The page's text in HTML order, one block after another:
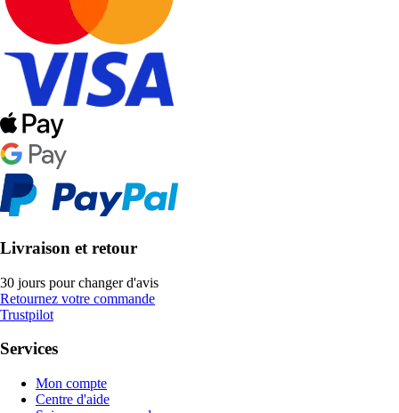
Livraison et retour
30 jours pour changer d'avis
Retournez votre commande
Trustpilot
Services
Mon compte
Centre d'aide